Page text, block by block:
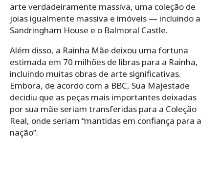
arte verdadeiramente massiva, uma coleção de
joias igualmente massiva e imóveis — incluindo a
Sandringham House e o Balmoral Castle.
Além disso, a Rainha Mãe deixou uma fortuna
estimada em 70 milhões de libras para a Rainha,
incluindo muitas obras de arte significativas.
Embora, de acordo com a BBC, Sua Majestade
decidiu que as peças mais importantes deixadas
por sua mãe seriam transferidas para a Coleção
Real, onde seriam “mantidas em confiança para a
nação”.